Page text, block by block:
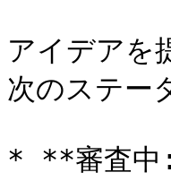
アイデアを
次のステー
* **審査中